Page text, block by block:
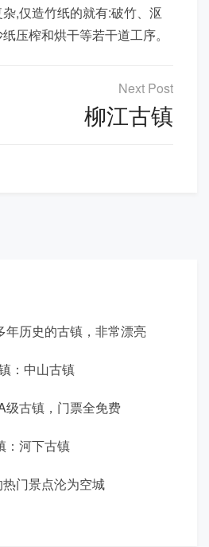
,仅造竹纸的就有:破竹、沤
压榨和烘干等若干道工序。
柳江古镇
年历史的古镇，非常漂亮
：中山古镇
级古镇，门票全免费
：河下古镇
门景点沦为空城